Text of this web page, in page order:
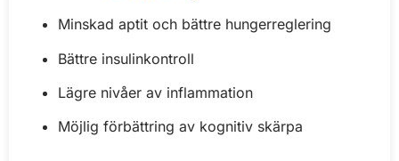
Minskad aptit och bättre hungerreglering
Bättre insulinkontroll
Lägre nivåer av inflammation
Möjlig förbättring av kognitiv skärpa